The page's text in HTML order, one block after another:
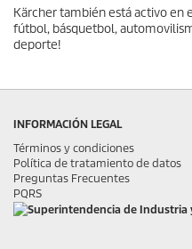
Kärcher también está activo en
fútbol, básquetbol,
deporte!
INFORMACIÓN LEGAL
Términos y condiciones
Política de tratamiento de datos
Preguntas Frecuentes
PQRS